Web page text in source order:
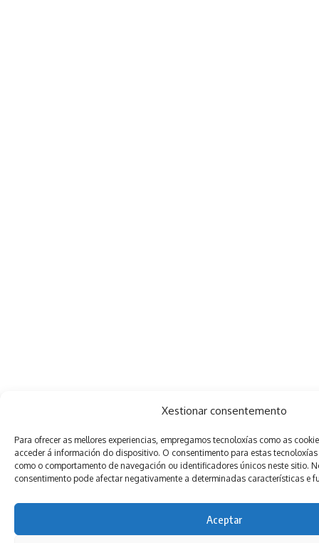
Xestionar consentemento
Para ofrecer as mellores experiencias, empregamos tecnoloxías como as
acceder á información do dispositivo. O consentimento para estas
como o comportamento de navegación ou identificadores únicos neste sitio.
consentimento pode afectar negativamente a determinadas características e
Aceptar